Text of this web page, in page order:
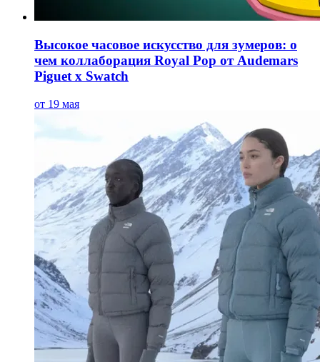
Высокое часовое искусство для зумеров: о
чем коллаборация Royal Pop от Audemars
Piguet x Swatch
от 19 мая